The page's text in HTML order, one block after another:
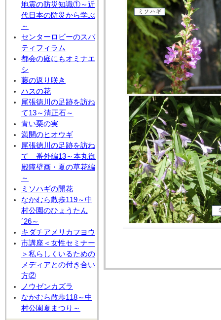
地震の防災知識①～近
代日本の防災から学ぶ
～
センターロビーのスパ
ティフィラム
都会の庭にもオミナエ
シ
藤の返り咲き
ハスの花
尾張徳川の足跡を訪ね
て13～清正石～
青い栗の実
満開のヒオウギ
尾張徳川の足跡を訪ね
て 番外編13～本丸御
殿障壁画・夏の草花編
～
ミソハギの開花
なかむら散歩119～中
村公園のひょうたん
´26～
キダチアメリカフヨウ
市講座＜女性セミナー
＞私らしくいるための
メディアとの付き合い
方②
ノウゼンカズラ
なかむら散歩118～中
村公園夏まつり～